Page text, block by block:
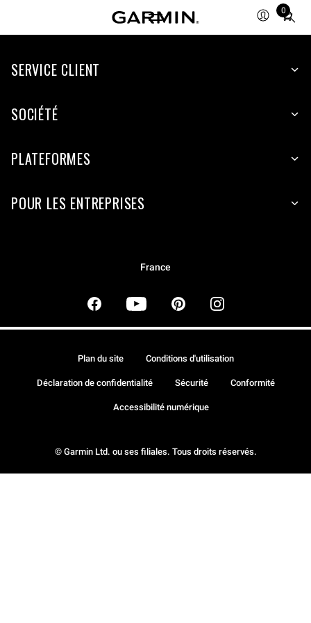
0
Total
items
cart:
SERVICE CLIENT
SOCIÉTÉ
PLATEFORMES
POUR LES ENTREPRISES
France
© Garmin Ltd. ou ses filiales. Tous droits réservés.
Plan du site Conditions d'utilisation
Déclaration de confidentialité Sécurité Conformité
Accessibilité numérique